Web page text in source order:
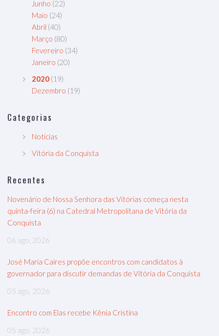
Junho (22)
Maio (24)
Abril (40)
Março (80)
Fevereiro (34)
Janeiro (20)
2020 (19)
Dezembro (19)
Categorias
Notícias
Vitória da Conquista
Recentes
Novenário de Nossa Senhora das Vitórias começa nesta
quinta-feira (6) na Catedral Metropolitana de Vitória da
Conquista
06 ago, 2026
José Maria Caires propõe encontros com candidatos à
governador para discutir demandas de Vitória da Conquista
05 ago, 2026
Encontro com Elas recebe Kênia Cristina
05 ago, 2026